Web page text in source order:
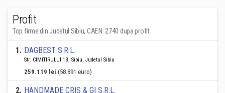
Profit
Top firme din Judetul Sibiu, CAEN: 2740 dupa profit
1. DAGBEST S.R.L.
Str. CIMITIRULUI 1B, Sibiu, Judetul Sibiu
259.119 lei (58.891 euro)
2. HANDMADE CRIS & GI S.R.L.